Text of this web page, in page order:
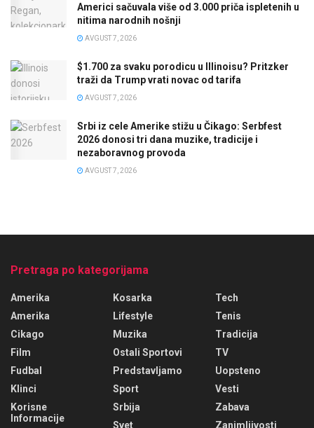
Americi sačuvala više od 3.000 priča ispletenih u
nitima narodnih nošnji
AVGUST 7, 2026
$1.700 za svaku porodicu u Illinoisu? Pritzker
traži da Trump vrati novac od tarifa
AVGUST 7, 2026
Srbi iz cele Amerike stižu u Čikago: Serbfest
2026 donosi tri dana muzike, tradicije i
nezaboravnog provoda
AVGUST 7, 2026
Pretraga po kategorijama
Amerika
Amerika
Cikago
Film
Fudbal
Klinci
Korisne
Informacije
Kosarka
Lifestyle
Muzika
Ostali Sportovi
Predstavljamo
Sport
Srbija
Svet
Tech
Tenis
Tradicija
TV
Uopsteno
Vesti
Zabava
Zanimljivosti